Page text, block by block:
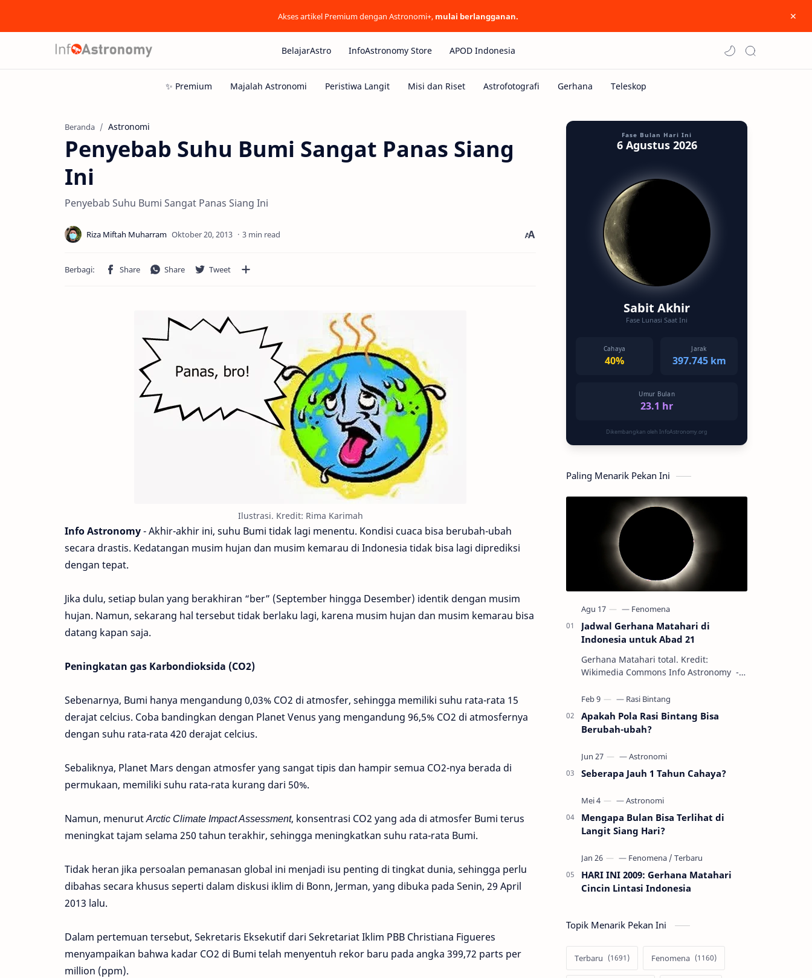
Akses artikel Premium dengan Astronomi+, mulai berlangganan.
BelajarAstro InfoAstronomy Store APOD Indonesia
Beranda Astronomi
Penyebab Suhu Bumi Sangat Panas Siang
Ini
Penyebab Suhu Bumi Sangat Panas Siang Ini
3 min read
Ilustrasi. Kredit: Rima Karimah
Info Astronomy- Akhir-akhir ini, suhu Bumi tidak lagi menentu. Kondisi cuaca bisa berubah-ubah
secara drastis. Kedatangan musim hujan dan musim kemarau di Indonesia tidak bisa lagi diprediksi
dengan tepat.
Jika dulu, setiap bulan yang berakhiran “ber” (September hingga Desember) identik dengan musim
hujan. Namun, sekarang hal tersebut tidak berlaku lagi, karena musim hujan dan musim kemarau bisa
datang kapan saja.
Peningkatan gas Karbondioksida (CO2)
Sebenarnya, Bumi hanya mengandung 0,03% CO2 di atmosfer, sehingga memiliki suhu rata-rata 15
derajat celcius. Coba bandingkan dengan Planet Venus yang mengandung 96,5% CO2 di atmosfernya
dengan suhu rata-rata 420 derajat celcius.
Sebaliknya, Planet Mars dengan atmosfer yang sangat tipis dan hampir semua CO2-nya berada di
permukaan, memiliki suhu rata-rata kurang dari 50%.
Namun, menurutArctic Climate Impact Assessment, konsentrasi CO2 yang ada di atmosfer Bumi terus
meningkat tajam selama 250 tahun terakhir, sehingga meningkatkan suhu rata-rata Bumi.
Tidak heran jika persoalan pemanasan global ini menjadi isu penting di tingkat dunia, sehingga perlu
dibahas secara khusus seperti dalam diskusi iklim di Bonn, Jerman, yang dibuka pada Senin, 29 April
2013 lalu.
Dalam pertemuan tersebut, Sekretaris Eksekutif dari Sekretariat Iklim PBB Christiana Figueres
menyampaikan bahwa kadar CO2 di Bumi telah menyentuh rekor baru pada angka 399,72 parts per
million (ppm).
Fase Bulan Hari Ini
6 Agustus 2026
Sabit Akhir
Fase Lunasi Saat Ini
Cahaya
40%
Jarak
397.745 km
Umur Bulan
23.1 hr
Dikembangkan oleh InfoAstronomy.org
Paling Menarik Pekan Ini
Jadwal Gerhana Matahari di
Indonesia untuk Abad 21
Gerhana Matahari total. Kredit:
Wikimedia Commons Info Astronomy -
gerhana Matahari akan terjadi sebanyak
22…
Apakah Pola Rasi Bintang Bisa
Berubah-ubah?
Seberapa Jauh 1 Tahun Cahaya?
Mengapa Bulan Bisa Terlihat di
Langit Siang Hari?
HARI INI 2009: Gerhana Matahari
Cincin Lintasi Indonesia
Topik Menarik Pekan Ini
Terbaru Fenomena